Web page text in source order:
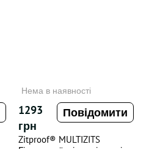
Нема в наявності
1293
грн
Повідомити
Zitproof® MULTIZITS
Гідроколоїдні патчі розміру